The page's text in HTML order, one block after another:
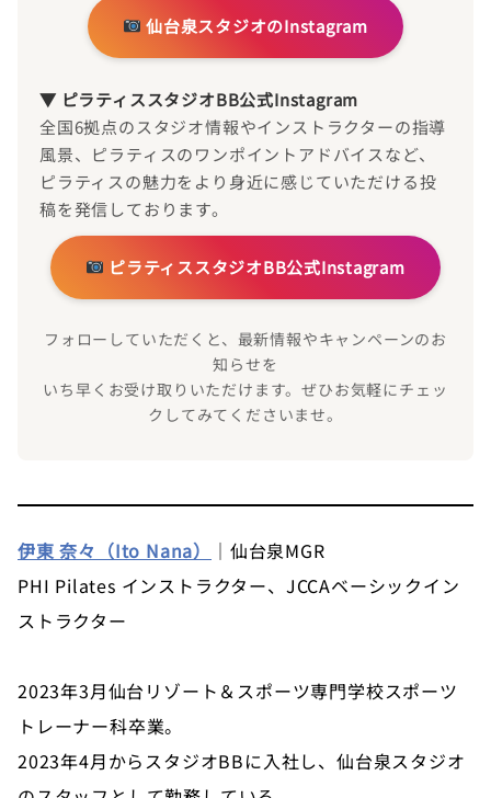
仙台泉スタジオのInstagram
▼ ピラティススタジオBB公式Instagram
全国6拠点のスタジオ情報やインストラクターの指導
風景、ピラティスのワンポイントアドバイスなど、
ピラティスの魅力をより身近に感じていただける投
稿を発信しております。
ピラティススタジオBB公式Instagram
フォローしていただくと、最新情報やキャンペーンのお
知らせを
いち早くお受け取りいただけます。ぜひお気軽にチェッ
クしてみてくださいませ。
伊東 奈々（Ito Nana）
｜仙台泉MGR
PHI Pilates インストラクター、JCCAベーシックイン
ストラクター
2023年3月仙台リゾート＆スポーツ専門学校スポーツ
トレーナー科卒業。
2023年4月からスタジオBBに入社し、仙台泉スタジオ